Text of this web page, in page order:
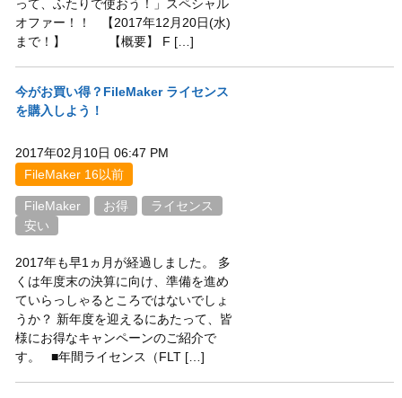
って、ふたりで使おう！」スペシャル
オファー！！ 【2017年12月20日(水)
まで！】 【概要】 F […]
今がお買い得？FileMaker ライセンス
を購入しよう！
2017年02月10日 06:47 PM
FileMaker 16以前
FileMaker お得
ライセンス
安い
2017年も早1ヵ月が経過しました。 多
くは年度末の決算に向け、準備を進め
ていらっしゃるところではないでしょ
うか？ 新年度を迎えるにあたって、皆
様にお得なキャンペーンのご紹介で
す。 ■年間ライセンス（FLT […]